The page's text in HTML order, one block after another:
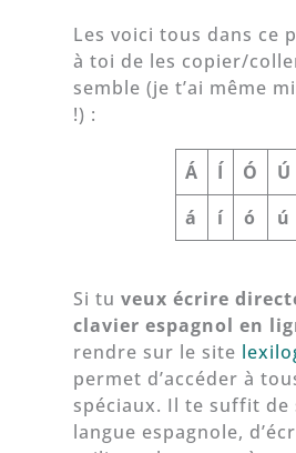
Les voici tous dans ce
à toi de les copier/
semble (je t’ai même
!) :
Á Í Ó Ú
á
í ó ú
Si tuveux écrire
clavier espagnol en
rendre sur le site
permet d’accéder à
spéciaux. Il te suffit de
langue espagnole,